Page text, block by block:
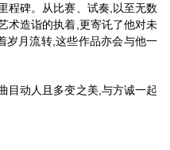
程碑。从比赛、试奏,以至无数
术造诣的执着,更寄讬了他对未
月流转,这些作品亦会与他一
目动人且多变之美,与方诚一起